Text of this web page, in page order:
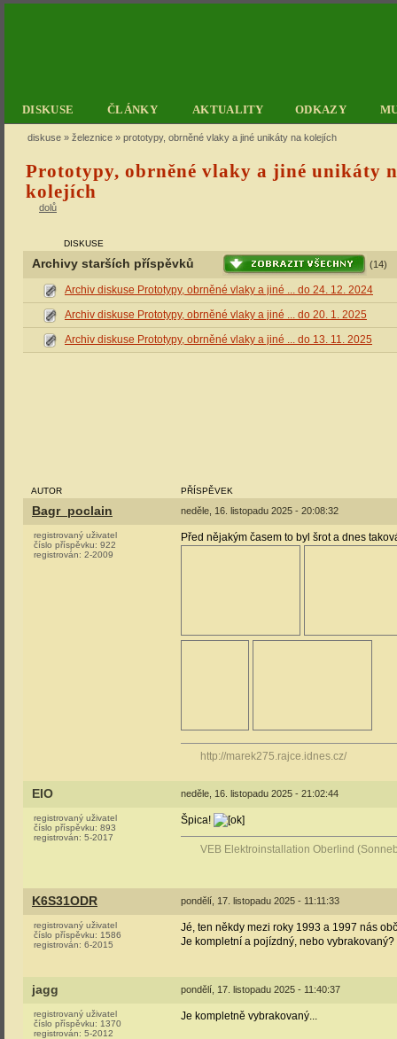
DISKUSE ČLÁNKY AKTUALITY ODKAZY
diskuse » železnice » prototypy, obrněné vlaky a jiné unikáty na kolejích
Prototypy, obrněné vlaky a jiné unikáty
kolejích
dolů
DISKUSE
Archivy starších příspěvků (14)
Archiv diskuse Prototypy, obrněné vlaky a jiné ... do 24. 12. 2024
Archiv diskuse Prototypy, obrněné vlaky a jiné ... do 20. 1. 2025
Archiv diskuse Prototypy, obrněné vlaky a jiné ... do 13. 11. 2025
AUTOR PŘÍSPĚVEK
Bagr_poclain neděle, 16. listopadu 2025 - 20:08:32
registrovaný uživatel
číslo příspěvku: 922
registrován: 2-2009
Před nějakým časem to byl šrot a dnes
http://marek275.rajce.idnes.cz/
EIO neděle, 16. listopadu 2025 - 21:02:44
registrovaný uživatel
číslo příspěvku: 893
registrován: 5-2017
Špica!
VEB Elektroinstallation Oberlind
K6S31ODR pondělí, 17. listopadu 2025 - 11:11:33
registrovaný uživatel
číslo příspěvku: 1586
registrován: 6-2015
Jé, ten někdy mezi roky 1993 a 1997 nás
Je kompletní a pojízdný, nebo vybrakovaný?
jagg pondělí, 17. listopadu 2025 - 11:40:37
registrovaný uživatel
číslo příspěvku: 1370
registrován: 5-2012
Je kompletně vybrakovaný...